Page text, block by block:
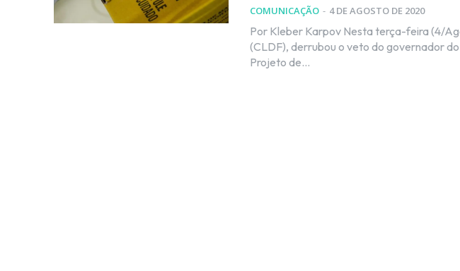
COMUNICAÇÃO - 4 DE AGOSTO DE 2020
Por Kleber Karpov Nesta terça-feira (4/Ago), a Câmara Legislativa do DF
(CLDF), derrubou o veto do governador
Projeto de...